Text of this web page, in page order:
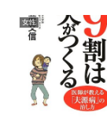
女性